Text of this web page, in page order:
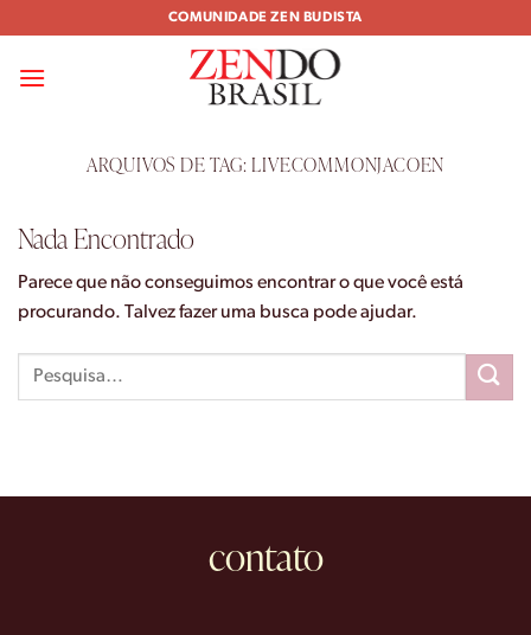
content
COMUNIDADE ZEN BUDISTA
ARQUIVOS DE TAG:LIVECOMMONJACOEN
Nada Encontrado
Parece que não conseguimos encontrar o que você está
procurando. Talvez fazer uma busca pode ajudar.
contato